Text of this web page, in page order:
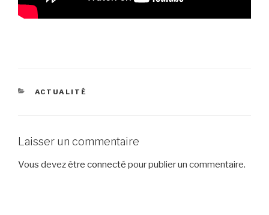
CATÉGORIES
ACTUALITÉ
Laisser un commentaire
Vous devezêtre connecté pour publier un commentaire.